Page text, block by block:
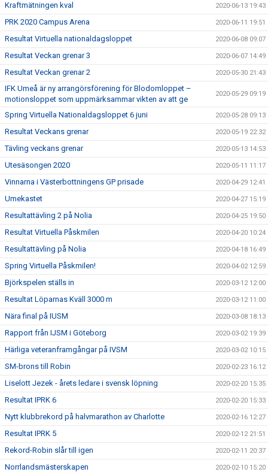
Kraftmätningen kval 2020-06-13 19:43
PRK 2020 Campus Arena 2020-06-11 19:51
Resultat Virtuella nationaldagsloppet 2020-06-08 09:07
Resultat Veckan grenar 3 2020-06-07 14:49
Resultat Veckan grenar 2 2020-05-30 21:43
IFK Umeå är ny arrangörsförening för Blodomloppet –
motionsloppet som uppmärksammar vikten av att ge
2020-05-29 09:19
Spring Virtuella Nationaldagsloppet 6 juni 2020-05-28 09:13
Resultat Veckans grenar 2020-05-19 22:32
Tävling veckans grenar 2020-05-13 14:53
Utesäsongen 2020 2020-05-11 11:17
Vinnarna i Västerbottningens GP prisade 2020-04-29 12:41
Umekastet 2020-04-27 15:19
Resultattävling 2 på Nolia 2020-04-25 19:50
Resultat Virtuella Påskmilen 2020-04-20 10:24
Resultattävling på Nolia 2020-04-18 16:49
Spring Virtuella Påskmilen! 2020-04-02 12:59
Björkspelen ställs in 2020-03-12 12:00
Resultat Löparnas Kväll 3000 m 2020-03-12 11:00
Nära final på IUSM 2020-03-08 18:13
Rapport från IJSM i Göteborg 2020-03-02 19:39
Härliga veteranframgångar på IVSM 2020-03-02 10:15
SM-brons till Robin 2020-02-23 16:12
Liselott Jezek - årets ledare i svensk löpning 2020-02-20 15:35
Resultat IPRK 6 2020-02-20 15:33
Nytt klubbrekord på halvmarathon av Charlotte 2020-02-16 12:27
Resultat IPRK 5 2020-02-12 21:51
Rekord-Robin slår till igen 2020-02-11 20:37
Norrlandsmästerskapen 2020-02-10 15:20